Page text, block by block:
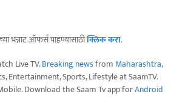
भन्नाट ऑफर्स पाहण्यासाठीक्लिक करा.
Live TV.Breaking newsfrom Maharashtra,
Entertainment, Sports, Lifestyle at SaamTV.
Download the Saam Tv app forAndroid